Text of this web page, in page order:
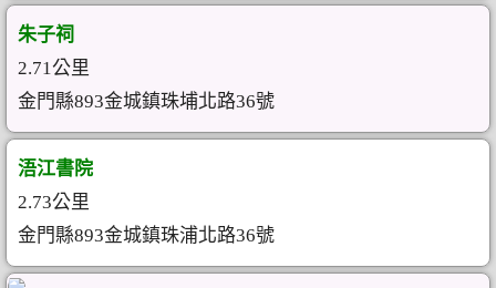
朱子祠
2.71公里
金門縣893金城鎮珠埔北路36號
浯江書院
2.73公里
金門縣893金城鎮珠浦北路36號